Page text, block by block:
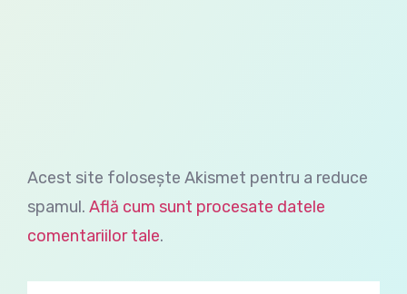
Acest site folosește Akismet pentru a reduce
spamul. Află cum sunt procesate datele
comentariilor tale.